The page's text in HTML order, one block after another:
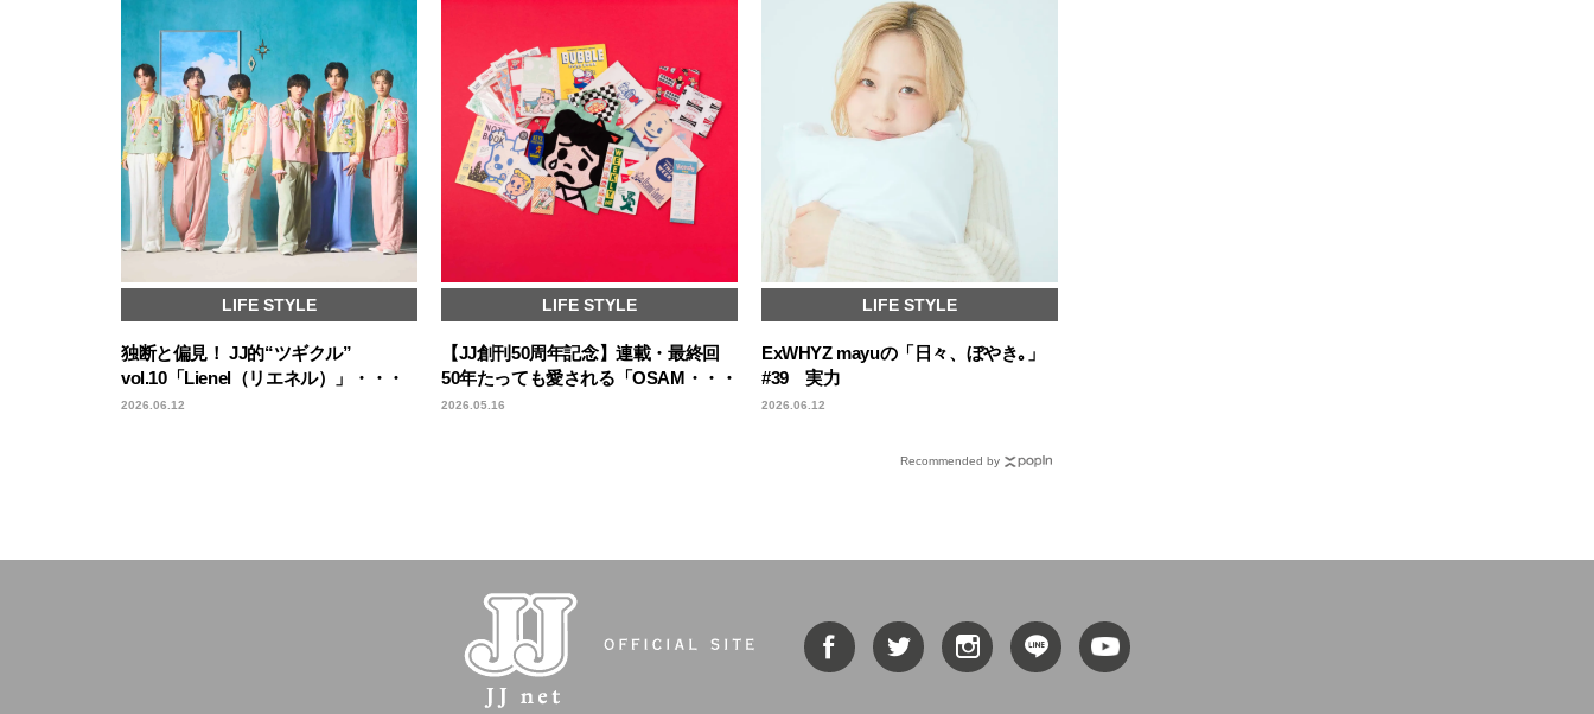
LIFE STYLE
独断と偏見！ JJ的“ツギクル”
vol.10「Lienel（リエネル）」・・・
2026.06.12
LIFE STYLE
【JJ創刊50周年記念】連載・最終回
50年たっても愛される「OSAM・・・
2026.05.16
LIFE STYLE
ExWHYZ mayuの「日々、ぼやき｡」
#39 実力
2026.06.12
Recommended by